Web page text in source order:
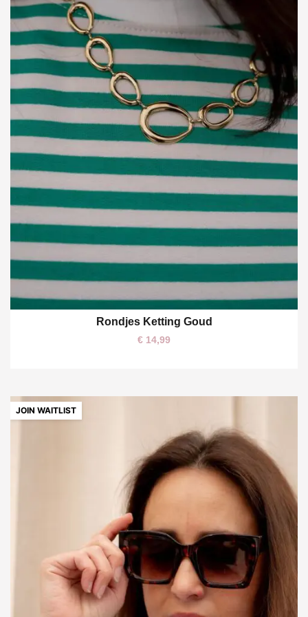
Rondjes Ketting Goud
€ 14,99